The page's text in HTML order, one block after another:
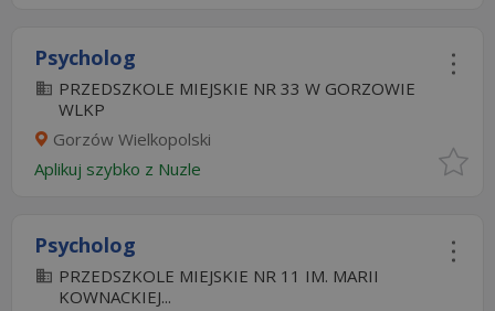
Psycholog
PRZEDSZKOLE MIEJSKIE NR 33 W GORZOWIE
WLKP
Gorzów Wielkopolski
Aplikuj szybko z Nuzle
Psycholog
PRZEDSZKOLE MIEJSKIE NR 11 IM. MARII
KOWNACKIEJ...